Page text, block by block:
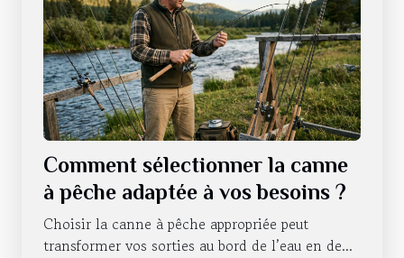
Comment sélectionner la canne
à pêche adaptée à vos besoins ?
Choisir la canne à pêche appropriée peut
transformer vos sorties au bord de l’eau en de...